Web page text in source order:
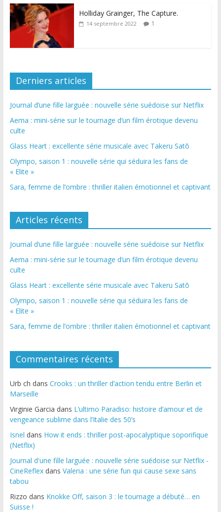
Holliday Grainger, The Capture.
14 septembre 2022 1
Derniers articles
Journal d’une fille larguée : nouvelle série suédoise sur Netflix
Aema : mini-série sur le tournage d’un film érotique devenu
culte
Glass Heart : excellente série musicale avec Takeru Satō
Olympo, saison 1 : nouvelle série qui séduira les fans de
« Elite »
Sara, femme de l’ombre : thriller italien émotionnel et captivant
Articles récents
Journal d’une fille larguée : nouvelle série suédoise sur Netflix
Aema : mini-série sur le tournage d’un film érotique devenu
culte
Glass Heart : excellente série musicale avec Takeru Satō
Olympo, saison 1 : nouvelle série qui séduira les fans de
« Elite »
Sara, femme de l’ombre : thriller italien émotionnel et captivant
Commentaires récents
Urb ch dans Crooks : un thriller d’action tendu entre Berlin et
Marseille
Virginie Garcia dans L’ultimo Paradiso: histoire d’amour et de
vengeance sublime dans l’Italie des 50’s
Isnel dans How it ends : thriller post-apocalyptique soporifique
(Netflix)
Journal d'une fille larguée : nouvelle série suédoise sur Netflix -
CineReflexdans Valeria : une série fun qui cause sexe sans
tabou
Rizzo dans Knokke Off, saison 3 : le tournage a débuté… en
Suisse !